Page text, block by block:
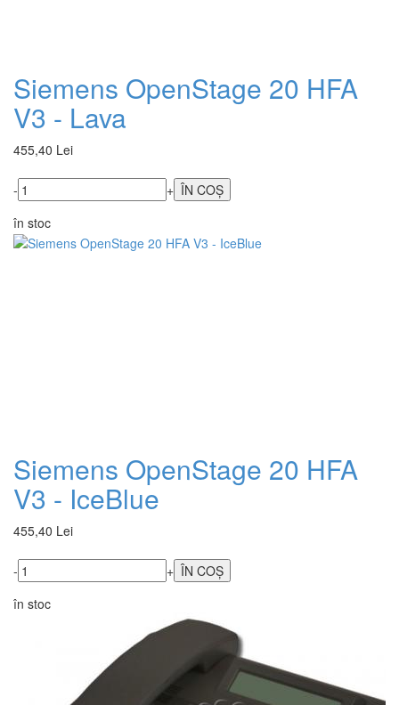
Siemens OpenStage 20 HFA
V3 - Lava
455,40 Lei
-
+
în stoc
Siemens OpenStage 20 HFA
V3 - IceBlue
455,40 Lei
-
+
în stoc